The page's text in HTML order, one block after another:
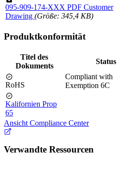
095-909-174-XXX PDF Customer
Drawing (Größe: 345,4 KB)
Produktkonformität
Titel des
Dokuments
Status
RoHS
Compliant with
Exemption 6C
Kalifornien Prop
65
Ansicht Compliance Center
Verwandte Ressourcen